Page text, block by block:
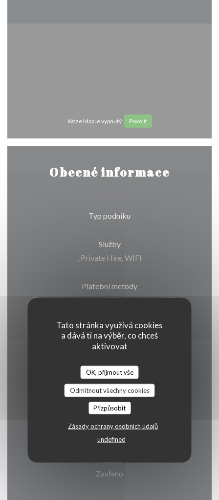
Tato stránka využívá cookies
a dává ti na výběr, co chceš
aktivovat
OK, přijmout vše
Odmítnout všechny cookies
Přizpůsobit
Zásady ochrany osobních údajů
undefined
Waze Map je vypnutý. Povolit
Obecné informace
Typ podniku
Služby
, Private Hire, WIFI
Platební metody
Eurocard/Mastercard, Titres restaurantTitres
Otevírací hodiny
Pon-Sob
07:00 - 01:30
Zavřeno